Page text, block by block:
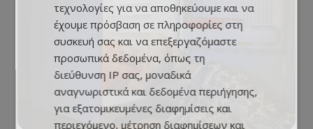
τεχνολογίες για να αποθηκεύουμε και να
έχουμε πρόσβαση σε πληροφορίες στη
συσκευή σας και να επεξεργαζόμαστε
προσωπικά δεδομένα, όπως τη
διεύθυνση IP σας, μοναδικά
αναγνωριστικά και δεδομένα περιήγησης,
για εξατομικευμένες διαφημίσεις και
περιεχόμενο, μέτρηση διαφημίσεων και